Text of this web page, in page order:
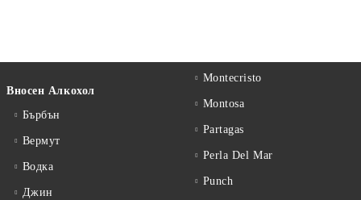
Вносен Алкохол
Бърбън
Вермут
Водка
Джин
Montecristo
Montosa
Partagas
Perla Del Mar
Punch